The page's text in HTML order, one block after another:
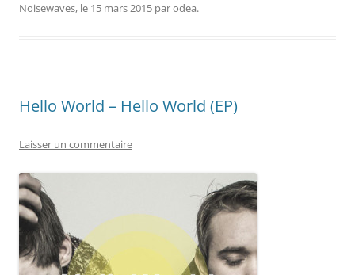
Noisewaves, le 15 mars 2015 parodea.
Hello World – Hello World (EP)
Laisser un commentaire